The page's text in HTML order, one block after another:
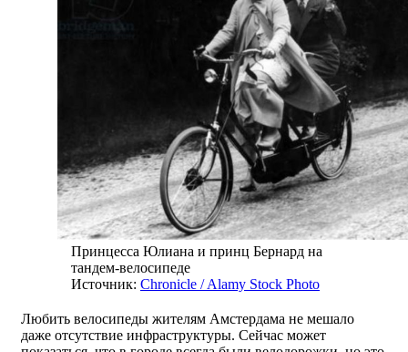
Принцесса Юлиана и принц Бернард на
тандем-велосипеде
Источник: Chronicle / Alamy Stock Photo
Любить велосипеды жителям Амстердама не мешало
даже отсутствие инфраструктуры. Сейчас может